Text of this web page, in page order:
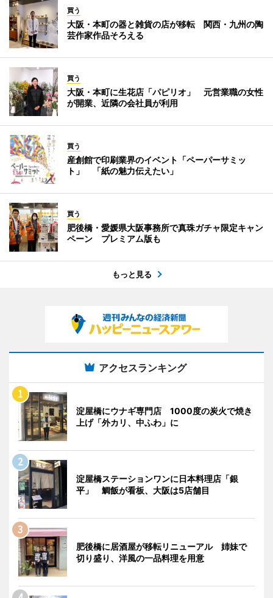
買う
大阪・本町の器と雑貨の店が移転 関西・九州の陶
芸作家作品そろえる
買う
大阪・本町に生花店「パピリオ」 元営業職の女性
が開業、近隣の会社員が利用
買う
産創館で印刷業界のイベント「ペーパーサミッ
ト」 「紙の魅力伝えたい」
買う
肥後橋・愛媛県大阪事務所で真珠ガチャ限定キャン
ペーン プレミアム版も
もっと見る
アクセスランキング
淀屋橋にウナギ専門店 1000度の炭火で焼き
上げ「外カリ、中ふわ」に
淀屋橋ステーションワンに日本料理店「銀
平」 鯛飯が看板、大阪は5店舗目
肥後橋に居酒屋が移転リニューアル 姉妹で
切り盛り、洋風の一品料理を用意